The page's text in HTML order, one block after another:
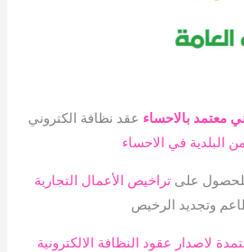
معتمد بالاحساء عقد نظافة الكتروني
من البلدية في الاحساء
علىتراخيص الأعمال التجارية
وتجديد الرخيص
لاصدار عقود النظافة الالكترونية